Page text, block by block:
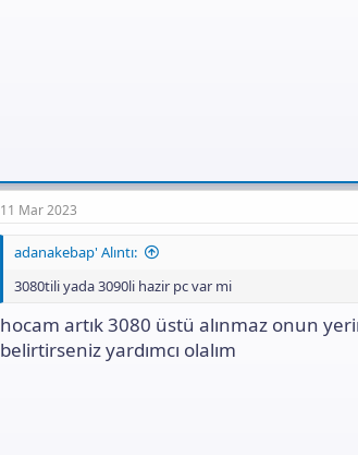
a
11 Mar 2023
adanakebap' Alıntı:
3080tili yada 3090li hazir pc var mi
hocam artık 3080 üstü alınmaz onun
belirtirseniz yardımcı olalım